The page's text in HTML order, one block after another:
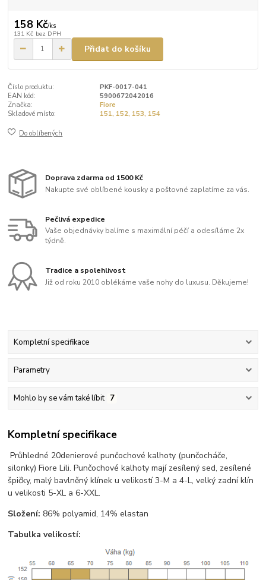
158 Kč/ks
131 Kč bez DPH
Přidat do košíku
Číslo produktu:
PKF-0017-041
EAN kód:
5900672042016
Značka:
Fiore
Skladové místo:
151, 152, 153, 154
Do oblíbených
Doprava zdarma od 1500 Kč
Nakupte své oblíbené kousky a poštovné zaplatíme za vás.
Pečlivá expedice
Vaše objednávky balíme s maximální péčí a odesíláme 2x
týdně.
Tradice a spolehlivost
Již od roku 2010 oblékáme vaše nohy do luxusu. Děkujeme!
Kompletní specifikace
Parametry
Mohlo by se vám také líbit 7
Kompletní specifikace
Průhledné 20denierové punčochové kalhoty (punčocháče,
silonky) Fiore Lili. Punčochové kalhoty mají zesílený sed, zesílené
špičky, malý bavlněný klínek u velikostí 3-M a 4-L, velký zadní klín
u velikosti 5-XL a 6-XXL.
Složení: 86% polyamid, 14% elastan
Tabulka velikostí: